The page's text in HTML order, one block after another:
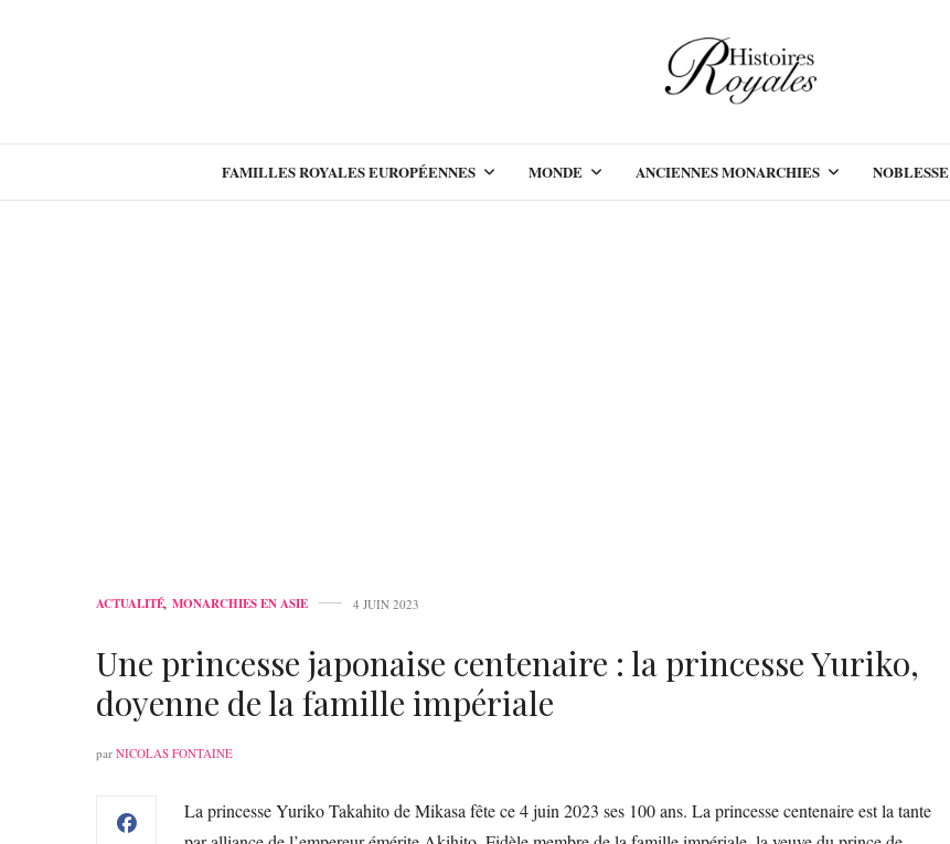
FAMILLES ROYALES EUROPÉENNES MONDE ANCIENNES MONARCHIES NOBLESSE
ACTUALITÉ, MONARCHIES EN ASIE 4 JUIN 2023
Une princesse japonaise centenaire : la princesse Yuriko,
doyenne de la famille impériale
par NICOLAS FONTAINE
La princesse Yuriko Takahito de Mikasa fête ce 4 juin 2023 ses 100 ans. La princesse centenaire est la tante